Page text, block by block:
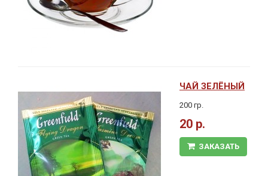
ЧАЙ ЗЕЛЁНЫЙ
200 гр.
20 р.
ЗАКАЗАТЬ